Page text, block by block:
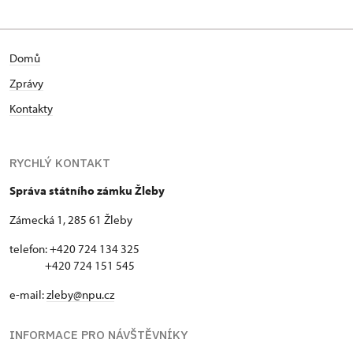
Domů
Zprávy
Kontakty
RYCHLÝ KONTAKT
Správa státního zámku Žleby
Zámecká 1, 285 61 Žleby
telefon: +420 724 134 325
+420 724 151 545
e-mail:zleby@npu.cz
INFORMACE PRO NÁVŠTĚVNÍKY